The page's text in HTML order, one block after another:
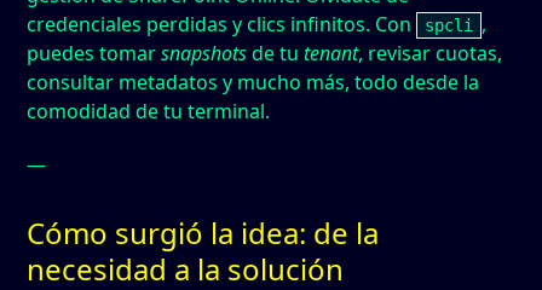
credenciales perdidas y clics infinitos. Con
spcli
,
puedes tomarsnapshotsde tutenant, revisar cuotas,
consultar metadatos y mucho más, todo desde la
comodidad de tu terminal.
—
Cómo surgió la idea: de la
necesidad a la solución